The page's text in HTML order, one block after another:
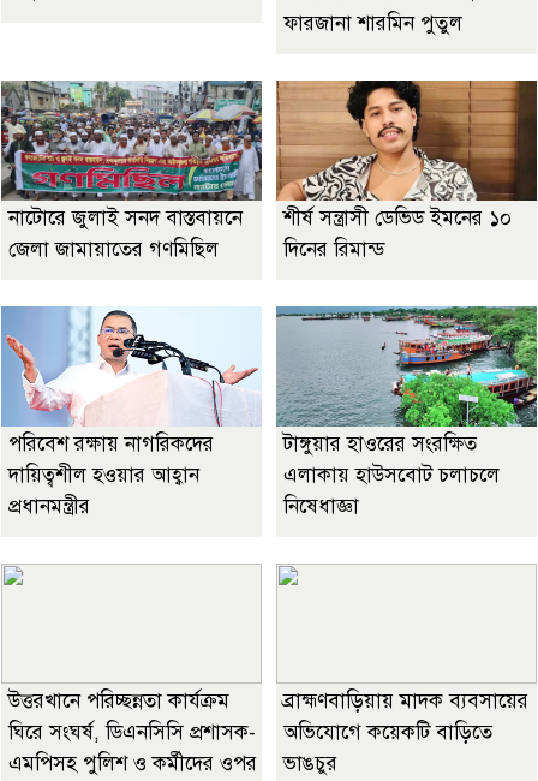
ফারজানা শারমিন পুতুল
নাটোরে জুলাই সনদ বাস্তবায়নে
জেলা জামায়াতের গণমিছিল
শীর্ষ সন্ত্রাসী ডেভিড ইমনের ১০
দিনের রিমান্ড
পরিবেশ রক্ষায় নাগরিকদের
দায়িত্বশীল হওয়ার আহ্বান
প্রধানমন্ত্রীর
টাঙ্গুয়ার হাওরের সংরক্ষিত
এলাকায় হাউসবোট চলাচলে
নিষেধাজ্ঞা
উত্তরখানে পরিচ্ছন্নতা কার্যক্রম
ঘিরে সংঘর্ষ, ডিএনসিসি প্রশাসক-
এমপিসহ পুলিশ ও কর্মীদের ওপর
ব্রাহ্মণবাড়িয়ায় মাদক ব্যবসায়ের
অভিযোগে কয়েকটি বাড়িতে
ভাঙচুর